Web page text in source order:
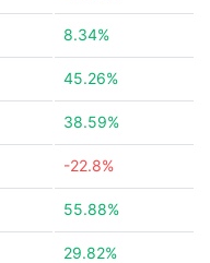
8.34%
45.26%
38.59%
-22.8%
55.88%
29.82%